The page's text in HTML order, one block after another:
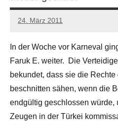
24. März 2011
admin
In der Woche vor Karneval
Faruk E. weiter. Die
bekundet, dass sie die
beschnitten sähen, wenn die
endgültig geschlossen würde,
Zeugen in der Türkei